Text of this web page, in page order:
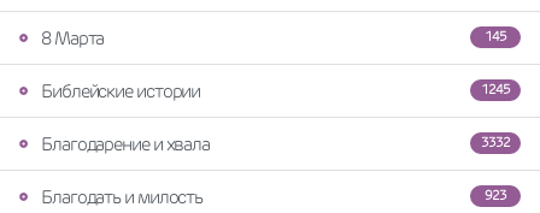
145
8 Марта
1245
Библейские истории
3332
Благодарение и хвала
923
Благодать и милость